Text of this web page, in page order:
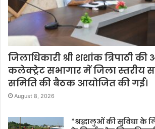
जिलाधिकारी श्री शशांक त्रिपाठी की
कलेक्ट्रेट सभागार में जिला स्तरीय
समिति की बैठक आयोजित की गई।
August 8, 2026
*श्रद्धालुओं की सुविधा के